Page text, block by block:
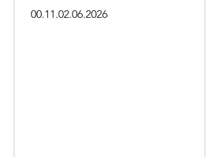
суждено добиться успеха.
00.11.02.06.2026